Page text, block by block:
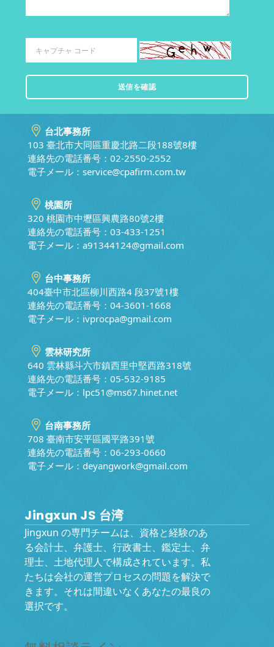
台北事務所
103 臺北市大同區重慶北路二段188號8樓
連絡先の電話番号：02-2550-2552
電子メール： service@cpafirm.com.tw
桃園所
320 桃園市中壢區興農路80號2樓
連絡先の電話番号：03-433-1251
電子メール： a91344124@gmail.com
台中事務所
404臺中市北區柳川西路4 段37號1樓
連絡先の電話番号：04-3601-1668
電子メール： ivprocpa@gmail.com
雲林研究所
640 雲林縣斗六市鎮西里中堅西路318號
連絡先の電話番号：05-532-9185
電子メール： lpc51@ms67.hinet.net
台南事務所
708 臺南市安平區國平路391號
連絡先の電話番号：06-293-0660
電子メール： deyangwork@gmail.com
Jingxun JS 台湾
Jingxun の専門チームは、資格と経験のあ
る会計士、弁護士、行政書士、鑑定士、弁
理士、土地代理人で構成されています。私
たちは会社の運営プロセスの問題を解決で
きます。それは間違いなくあなたの最良の
選択です。